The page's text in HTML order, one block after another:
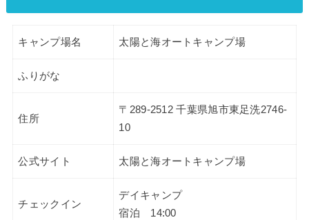
キャンプ場名 太陽と海オートキャンプ場
ふりがな
住所
〒289-2512 千葉県旭市東足洗2746-
10
公式サイト 太陽と海オートキャンプ場
チェックイン
デイキャンプ
宿泊 14:00